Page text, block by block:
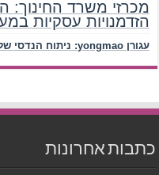
מכרזי משרד החינוך:
הזדמנויות עסקיות
עגורן yongmao: ניתוח הנדסי של ביצועים ויעילות באתרי בנייה מורכבים
כתבות אחרונות